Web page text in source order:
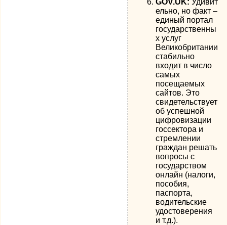
GOV.UK: Удивит
ельно, но факт –
единый портал
государственны
х услуг
Великобритании
стабильно
входит в число
самых
посещаемых
сайтов. Это
свидетельствует
об успешной
цифровизации
госсектора и
стремлении
граждан решать
вопросы с
государством
онлайн (налоги,
пособия,
паспорта,
водительские
удостоверения
и т.д.).